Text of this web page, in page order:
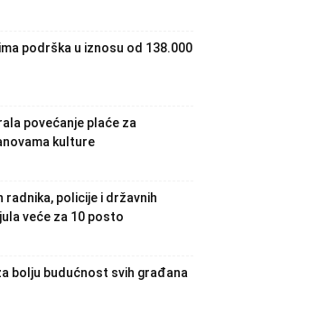
podrška u iznosu od 138.000
povećanje plaće za
kulture
radnika, policije i državnih
veće za 10 posto
bolju budućnost svih građana